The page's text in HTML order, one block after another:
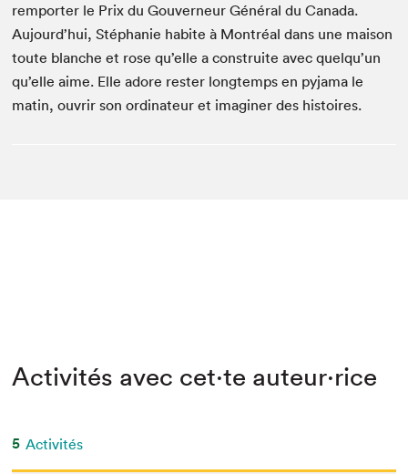
remporter le Prix du Gouverneur Général du Canada.
Aujourd’hui, Stéphanie habite à Montréal dans une maison
toute blanche et rose qu’elle a construite avec quelqu’un
qu’elle aime. Elle adore rester longtemps en pyjama le
matin, ouvrir son ordinateur et imaginer des histoires.
Activités avec cet·te auteur·rice
5 Activités